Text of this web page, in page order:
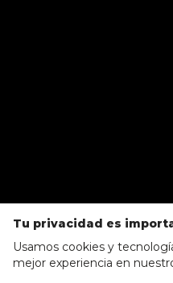
Tu privacidad es
Usamos cookies y
mejor experiencia en